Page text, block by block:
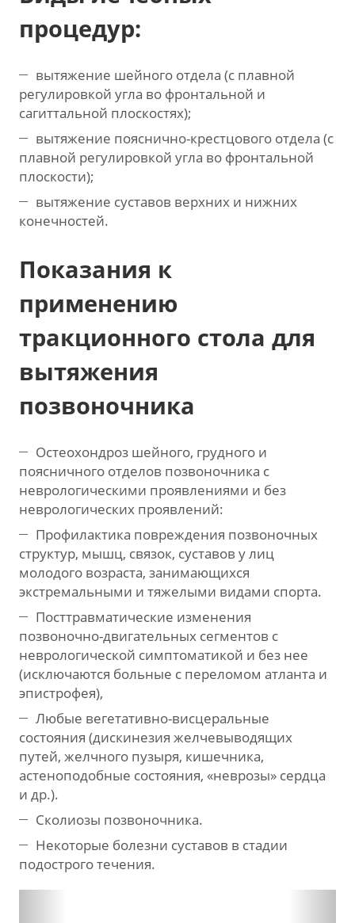
процедур:
вытяжение шейного отдела (с плавной
регулировкой угла во фронтальной и
сагиттальной плоскостях);
вытяжение пояснично-крестцового отдела (с
плавной регулировкой угла во фронтальной
плоскости);
вытяжение суставов верхних и нижних
конечностей.
Показания к
применению
тракционного стола для
вытяжения
позвоночника
Остеохондроз шейного, грудного и
поясничного отделов позвоночника с
неврологическими проявлениями и без
неврологических проявлений:
Профилактика повреждения позвоночных
структур, мышц, связок, суставов у лиц
молодого возраста, занимающихся
экстремальными и тяжелыми видами спорта.
Посттравматические изменения
позвоночно-двигательных сегментов с
неврологической симптоматикой и без нее
(исключаются больные с переломом атланта и
эпистрофея),
Любые вегетативно-висцеральные
состояния (дискинезия желчевыводящих
путей, желчного пузыря, кишечника,
астеноподобные состояния, «неврозы» сердца
и др.).
Сколиозы позвоночника.
Некоторые болезни суставов в стадии
подострого течения.